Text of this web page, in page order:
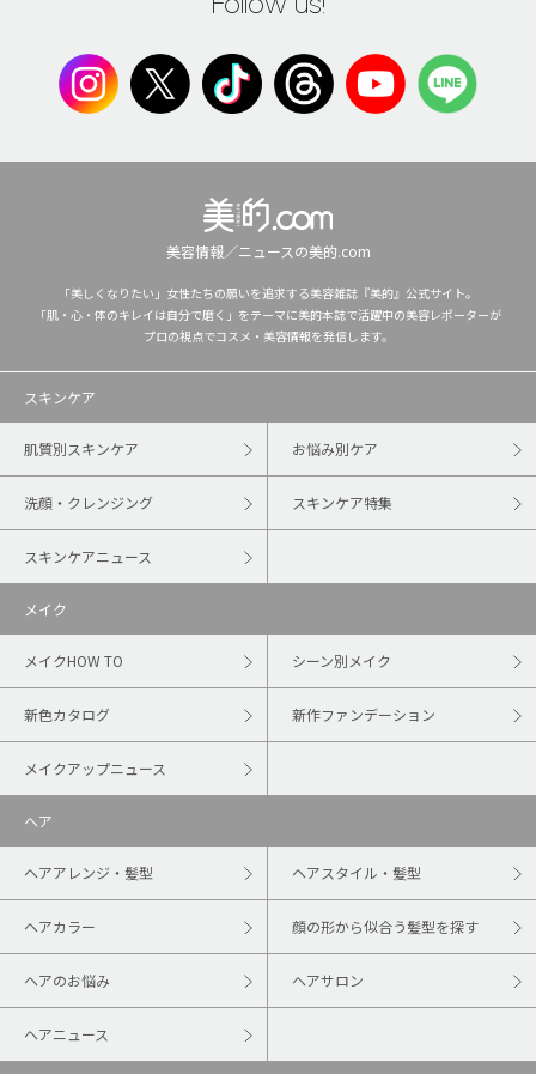
美容情報／ニュースの美的.com
「美しくなりたい」女性たちの願いを追求する美容雑誌『美的』公式サイト。
「肌・心・体のキレイは自分で磨く」をテーマに美的本誌で活躍中の美容レポーターが
プロの視点でコスメ・美容情報を発信します。
スキンケア
肌質別スキンケア お悩み別ケア
洗顔・クレンジング スキンケア特集
スキンケアニュース
メイク
メイクHOW TO シーン別メイク
新色カタログ 新作ファンデーション
メイクアップニュース
ヘア
ヘアアレンジ・髪型 ヘアスタイル・髪型
ヘアカラー 顔の形から似合う髪型を探す
ヘアのお悩み ヘアサロン
ヘアニュース